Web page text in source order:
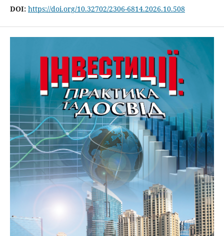
DOI: https://doi.org/10.32702/2306-6814.2026.10.508